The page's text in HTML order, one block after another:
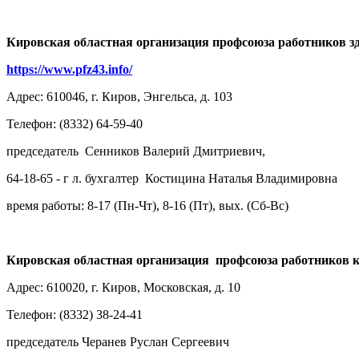
Кировская областная организация профсоюза работников
https://www.pfz43.info/
Адрес: 610046, г. Киров, Энгельса, д. 103
Телефон: (8332) 64-59-40
председатель Сенников Валерий Дмитриевич,
64-18-65 - г л. бухгалтер Костицина Наталья Владимировна
время работы: 8-17 (Пн-Чт), 8-16 (Пт), вых. (Сб-Вс)
Кировская областная организация профсоюза работников
Адрес: 610020, г. Киров, Московская, д. 10
Телефон: (8332) 38-24-41
председатель Черанев Руслан Сергеевич